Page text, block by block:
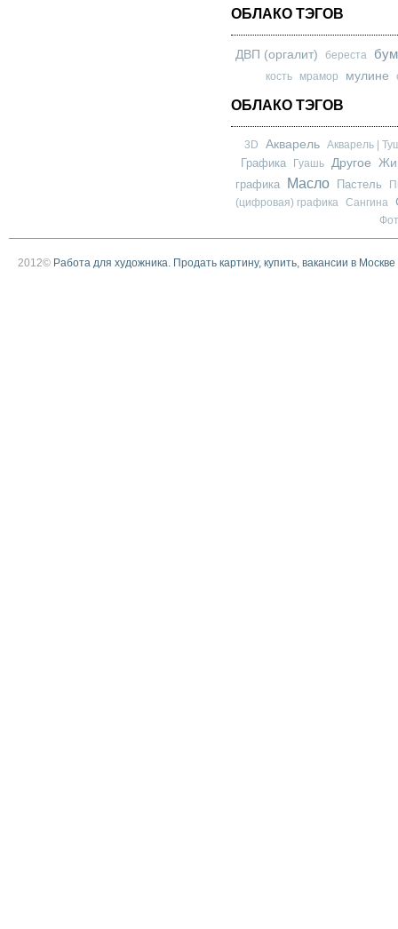
ОБЛАКО ТЭГОВ
ДВП (оргалит) береста
кость мрамор мулине
ОБЛАКО ТЭГОВ
3D Акварель Акварель |
Графика Гуашь Другое
графика
Масло Пастель
(цифровая) графика
Сангина
2012© Работа для художника. Продать картину, купить, вакансии в Москве